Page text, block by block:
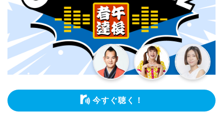
今すぐ聴く！